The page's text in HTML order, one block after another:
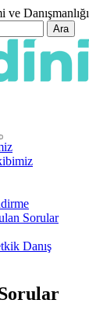
Danışmanlığı
Sorular
Danış